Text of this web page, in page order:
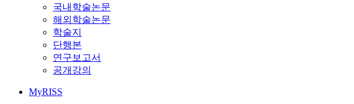
국내학술논문
해외학술논문
학술지
단행본
연구보고서
공개강의
MyRISS